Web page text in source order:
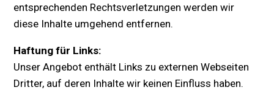
entsprechenden Rechtsverletzungen werden wir
diese Inhalte umgehend entfernen.
Haftung für Links:
Unser Angebot enthält Links zu externen Webseiten
Dritter, auf deren Inhalte wir keinen Einfluss haben.